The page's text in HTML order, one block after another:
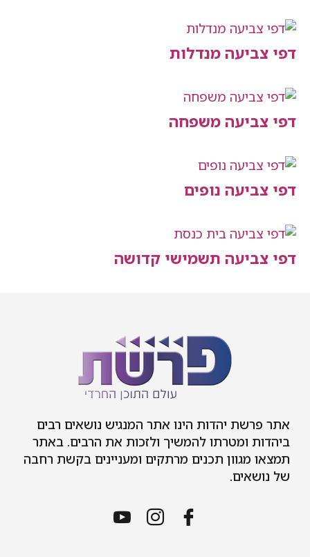
דפי צביעה מנדלות
דפי צביעה משפחה
דפי צביעה נופים
דפי צביעה תשמישי קדושה
אתר פרשת יהדות הינו אתר המנגיש נושאים רבים
ביהדות ומטרתו להמשיך ולזכות את הרבים. באתר
תמצאו מגוון תכנים מרתקים ומעניינים בקשת רחבה
של נושאים.